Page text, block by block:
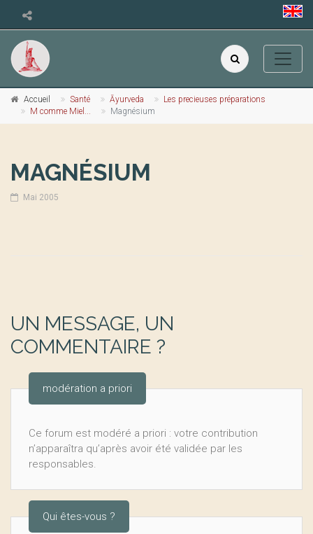
Accueil Santé Āyurveda
Les precieuses préparations
M comme Miel...
Magnésium
MAGNÉSIUM
Mai 2005
UN MESSAGE, UN
COMMENTAIRE ?
modération a priori
Ce forum est modéré a priori : votre contribution
n’apparaîtra qu’après avoir été validée par les
responsables.
Qui êtes-vous ?